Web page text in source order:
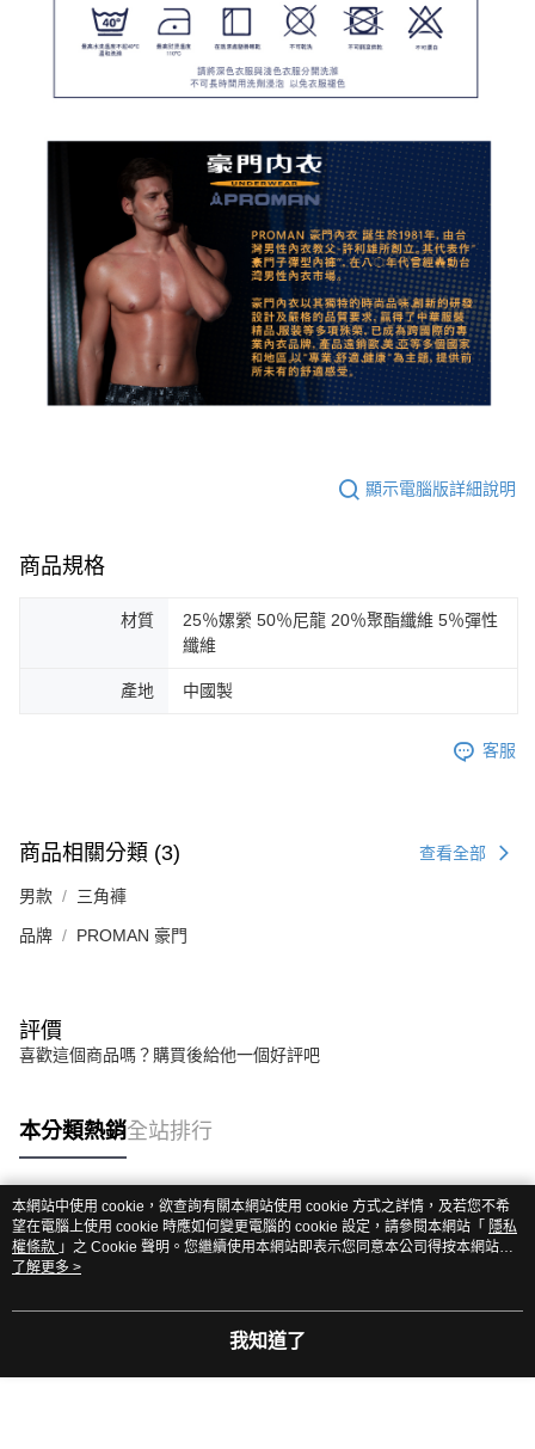
顯示電腦版詳細說明
商品規格
材質
25％嫘縈 50％尼龍 20％聚酯纖維 5％彈性
纖維
產地 中國製
客服
商品相關分類 (3) 查看全部
男款 三角褲
品牌 PROMAN 豪門
評價
喜歡這個商品嗎？購買後給他一個好評吧
本分類熱銷全站排行
熱門標籤
本網站中使用 cookie，欲查詢有關本網站使用 cookie 方式之詳情，及若您不希
望在電腦上使用 cookie 時應如何變更電腦的 cookie 設定，請參閱本網站「 隱私
權條款 」之 Cookie 聲明。您繼續使用本網站即表示您同意本公司得按本網站使
用條款之 Cookie 聲明使用 cookie。
了解更多 >
我知道了